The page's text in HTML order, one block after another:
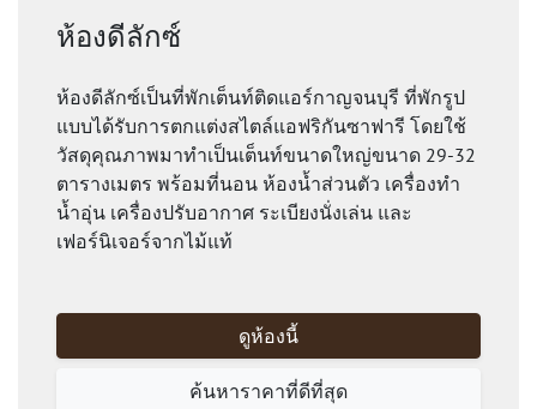
ห้องดีลักซ์
ห้องดีลักซ์เป็นที่พักเต็นท์ติดแอร์กาญจนบุรี ที่พักรูป
แบบได้รับการตกแต่งสไตล์แอฟริกันซาฟารี โดยใช้
วัสดุคุณภาพมาทำเป็นเต็นท์ขนาดใหญ่ขนาด 29-32
ตารางเมตร พร้อมที่นอน ห้องน้ำส่วนตัว เครื่องทำ
น้ำอุ่น เครื่องปรับอากาศ ระเบียงนั่งเล่น และ
เฟอร์นิเจอร์จากไม้แท้
ดูห้องนี้
ค้นหาราคาที่ดีที่สุด